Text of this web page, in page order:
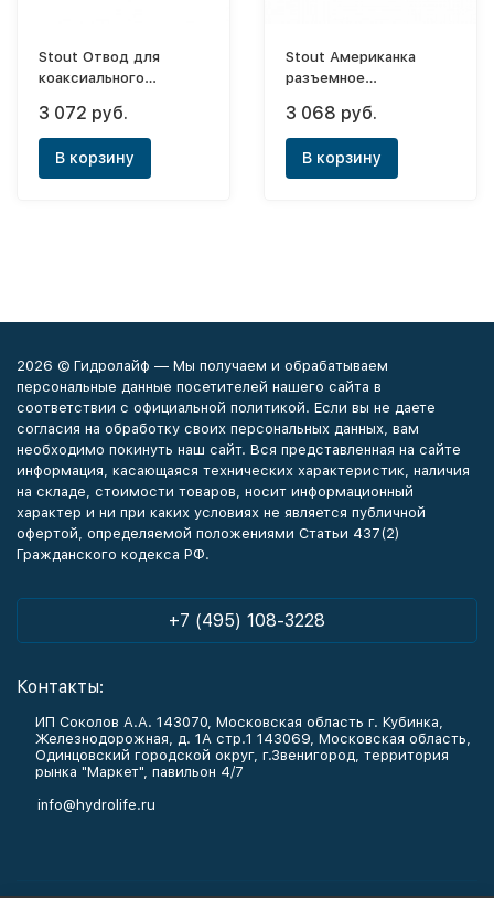
Stout Отвод для
коаксиального
Ø60/100х45° (с
уплотнением и
хомутом)
3 072 руб.
В корзину
Stout Американка
разъемное
1"1/2 ник. уплотнение
под гайкой o-ring
кольцо
3 068 руб.
В корзину
2026 © Гидролайф — Мы получаем и обрабатываем
персональные данные посетителей нашего сайта в
соответствии с официальной политикой. Если вы не даете
согласия на обработку своих персональных данных, вам
необходимо покинуть наш сайт. Вся представленная на сайте
информация, касающаяся технических характеристик, наличия
на складе, стоимости товаров, носит информационный
характер и ни при каких условиях не является публичной
офертой, определяемой положениями Статьи 437(2)
Гражданского кодекса РФ.
+7 (495) 108-3228
Контакты:
ИП Соколов А.А. 143070, Московская область г. Кубинка,
Железнодорожная, д. 1А стр.1 143069, Московская область,
Одинцовский городской округ, г.Звенигород, территория
рынка "Маркет", павильон 4/7
info@hydrolife.ru